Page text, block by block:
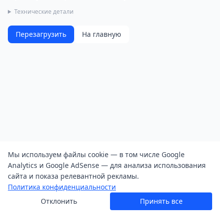
Технические детали
Перезагрузить На главную
Мы используем файлы cookie — в том числе Google
Analytics и Google AdSense — для анализа использования
сайта и показа релевантной рекламы.
Политика конфиденциальности
Отклонить
Принять все